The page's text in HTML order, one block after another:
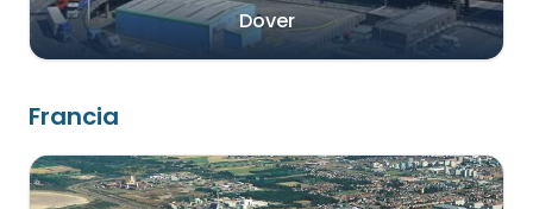
Dover
Francia